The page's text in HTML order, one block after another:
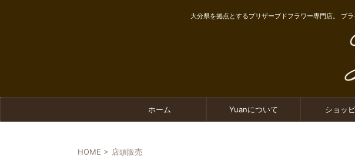
大分県を拠点とするプリザーブドフラワー専門店。 ブ
ホーム Yuanについて ショッ
HOME > 店頭販売